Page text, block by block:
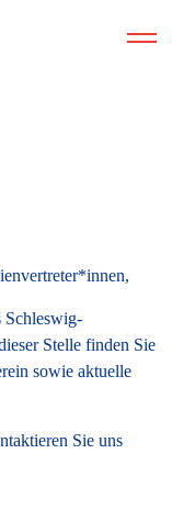
Schleswig-
Stelle finden Sie
sowie aktuelle
Sie uns